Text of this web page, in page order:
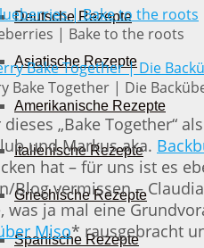
Deutsche Rezepte
Asiatische Rezepte
Amerikanische Rezepte
Italienische Rezepte
Griechische Rezepte
Spanische Rezepte
| Bake to the roots
Bake Together | Die
„Bake Together“
und Markus aka.
hat – für uns ist es
Blog vermissen –
was ja mal eine
Miso* rausgebracht